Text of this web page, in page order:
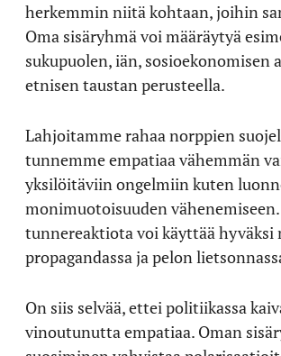
herkemmin niitä kohtaan, joihin
Oma sisäryhmä voi määräytyä
sukupuolen, iän, sosioekonomisen
etnisen taustan perusteella.
Lahjoitamme rahaa norppien
tunnemme empatiaa vähemmän
yksilöitäviin ongelmiin kuten
monimuotoisuuden
tunnereaktiota voi käyttää hyväksi
propagandassa ja pelon
On siis selvää, ettei politiikassa
vinoutunutta empatiaa. Oman